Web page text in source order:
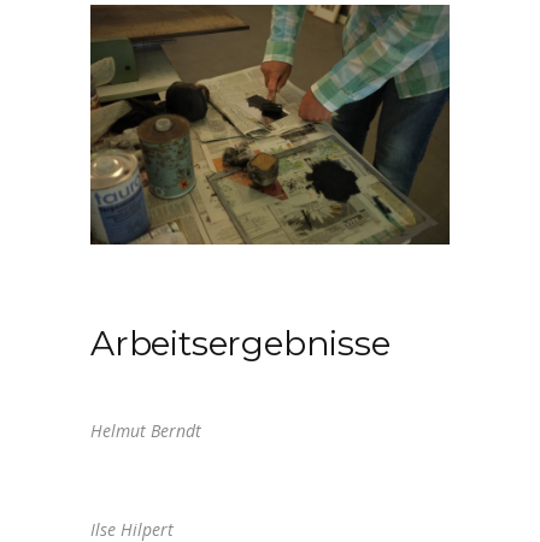
Arbeitsergebnisse
Helmut Berndt
Ilse Hilpert